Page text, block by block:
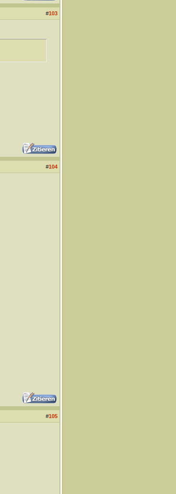
#103
#104
#105